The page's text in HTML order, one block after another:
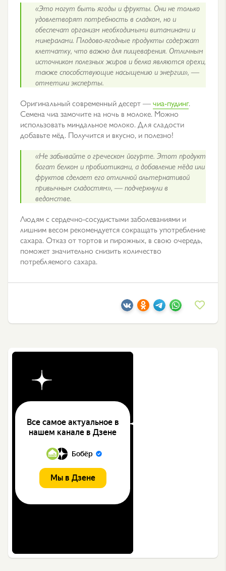
«Это могут быть ягоды и фрукты. Они не только
удовлетворят потребность в сладком, но и
обеспечат организм необходимыми витаминами и
минералами. Плодово-ягодные продукты содержат
клетчатку, что важно для пищеварения. Отличным
источником полезных жиров и белка являются орехи,
также способствующие насыщению и энергии», —
отметили эксперты.
Оригинальный современный десерт —чиа-пудинг.
Семена чиа замочите на ночь в молоке. Можно
использовать миндальное молоко. Для сладости
добавьте мёд. Получится и вкусно, и полезно!
«Не забывайте о греческом йогурте. Этот продукт
богат белком и пробиотиками, а добавление мёда или
фруктов сделает его отличной альтернативой
привычным сладостям», — подчеркнули в
ведомстве.
Людям с сердечно-сосудистыми заболеваниями и
лишним весом рекомендуется сокращать употребление
сахара. Отказ от тортов и пирожных, в свою очередь,
поможет значительно снизить количество
потребляемого сахара.